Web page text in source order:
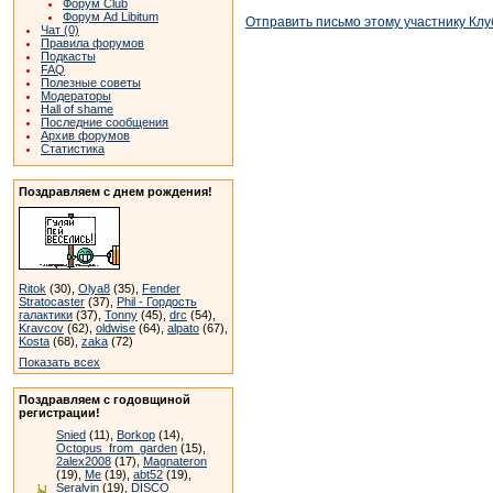
Форум Club
Форум Ad Libitum
Чат (0)
Правила форумов
Подкасты
FAQ
Полезные советы
Модераторы
Hall of shame
Последние сообщения
Архив форумов
Статистика
Поздравляем с днем рождения!
Ritok (30), Olya8 (35), Fender
Stratocaster (37), Phil - Гордость
галактики (37), Tonny (45), drc (54),
Kravcov (62), oldwise (64), alpato (67),
Kosta (68), zaka (72)
Показать всех
Поздравляем с годовщиной
регистрации!
Snied (11), Borkop (14),
Octopus_from_garden (15),
2alex2008 (17), Magnateron
(19), Me (19), abt52 (19),
Seralvin (19), DISCO
Отправить письмо этому участнику